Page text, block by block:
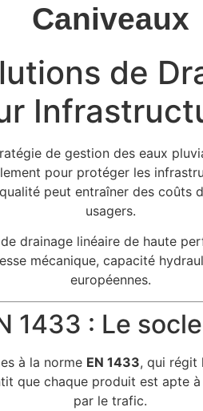
Caniveaux
de
de gestion des eaux
pour protéger les
peut entraîner des
usagers.
drainage linéaire de haute
mécanique, capacité
européennes.
1433 : Le
à la norme EN 1433, qui régit
que chaque produit est apte
par le trafic.